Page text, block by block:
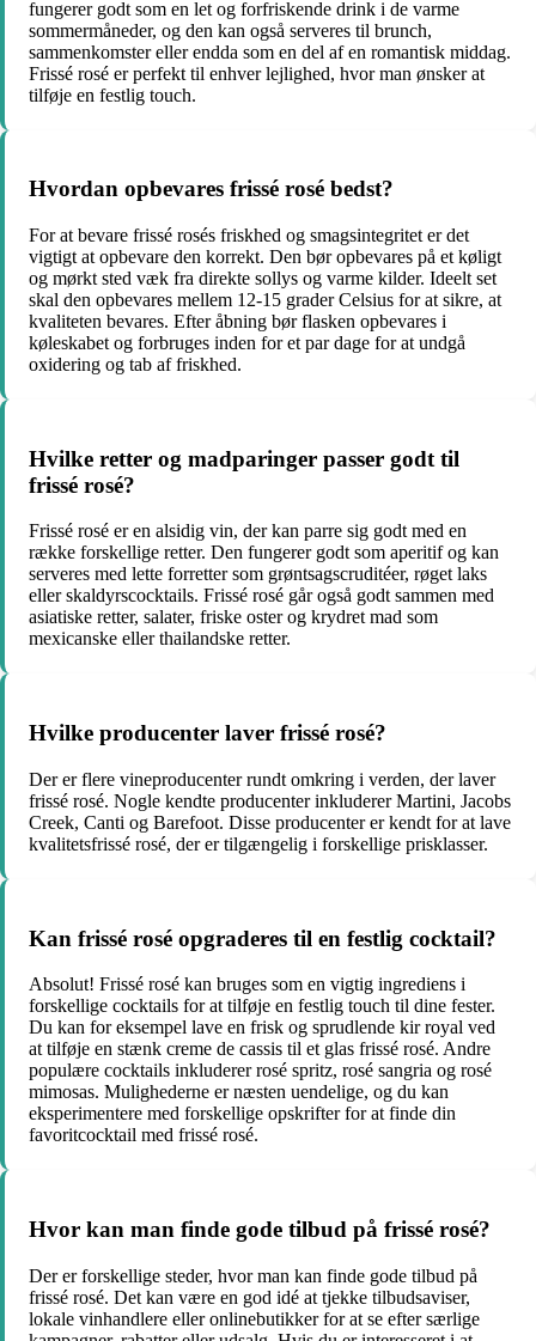
fungerer godt som en let og forfriskende drink i de varme
sommermåneder, og den kan også serveres til brunch,
sammenkomster eller endda som en del af en romantisk middag.
Frissé rosé er perfekt til enhver lejlighed, hvor man ønsker at
tilføje en festlig touch.
Hvordan opbevares frissé rosé bedst?
For at bevare frissé rosés friskhed og smagsintegritet er det
vigtigt at opbevare den korrekt. Den bør opbevares på et køligt
og mørkt sted væk fra direkte sollys og varme kilder. Ideelt set
skal den opbevares mellem 12-15 grader Celsius for at sikre, at
kvaliteten bevares. Efter åbning bør flasken opbevares i
køleskabet og forbruges inden for et par dage for at undgå
oxidering og tab af friskhed.
Hvilke retter og madparinger passer godt til
frissé rosé?
Frissé rosé er en alsidig vin, der kan parre sig godt med en
række forskellige retter. Den fungerer godt som aperitif og kan
serveres med lette forretter som grøntsagscruditéer, røget laks
eller skaldyrscocktails. Frissé rosé går også godt sammen med
asiatiske retter, salater, friske oster og krydret mad som
mexicanske eller thailandske retter.
Hvilke producenter laver frissé rosé?
Der er flere vineproducenter rundt omkring i verden, der laver
frissé rosé. Nogle kendte producenter inkluderer Martini, Jacobs
Creek, Canti og Barefoot. Disse producenter er kendt for at lave
kvalitetsfrissé rosé, der er tilgængelig i forskellige prisklasser.
Kan frissé rosé opgraderes til en festlig cocktail?
Absolut! Frissé rosé kan bruges som en vigtig ingrediens i
forskellige cocktails for at tilføje en festlig touch til dine fester.
Du kan for eksempel lave en frisk og sprudlende kir royal ved
at tilføje en stænk creme de cassis til et glas frissé rosé. Andre
populære cocktails inkluderer rosé spritz, rosé sangria og rosé
mimosas. Mulighederne er næsten uendelige, og du kan
eksperimentere med forskellige opskrifter for at finde din
favoritcocktail med frissé rosé.
Hvor kan man finde gode tilbud på frissé rosé?
Der er forskellige steder, hvor man kan finde gode tilbud på
frissé rosé. Det kan være en god idé at tjekke tilbudsaviser,
lokale vinhandlere eller onlinebutikker for at se efter særlige